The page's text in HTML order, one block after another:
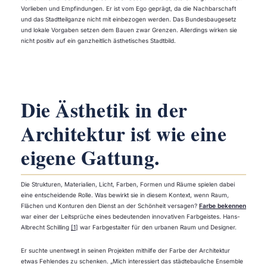
Vorlieben und Empfindungen. Er ist vom Ego geprägt, da die Nachbarschaft
und das Stadtteilganze nicht mit einbezogen werden. Das Bundesbaugesetz
und lokale Vorgaben setzen dem Bauen zwar Grenzen. Allerdings wirken sie
nicht positiv auf ein ganzheitlich ästhetisches Stadtbild.
Die Ästhetik in der
Architektur ist wie eine
eigene Gattung.
Die Strukturen, Materialien, Licht, Farben, Formen und Räume spielen dabei
eine entscheidende Rolle. Was bewirkt sie in diesem Kontext, wenn Raum,
Flächen und Konturen den Dienst an der Schönheit versagen? Farbe bekennen
war einer der Leitsprüche eines bedeutenden innovativen Farbgeistes. Hans-
Albrecht Schilling [1] war Farbgestalter für den urbanen Raum und Designer.
Er suchte unentwegt in seinen Projekten mithilfe der Farbe der Architektur
etwas Fehlendes zu schenken. „Mich interessiert das städtebauliche Ensemble